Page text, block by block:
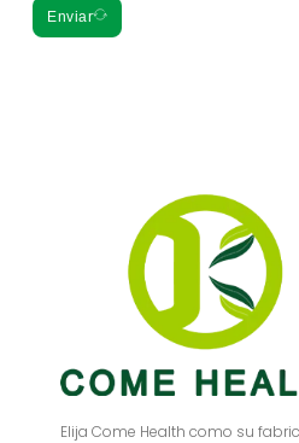
Enviar
Elija Come Health como su